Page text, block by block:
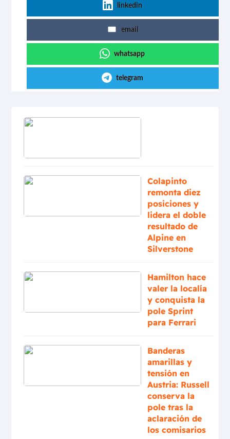
linkedin
email
whatsapp
telegram
Colapinto
remonta diez
posiciones y
lidera el doble
resultado de
Alpine en
Silverstone
Hamilton hace
valer la localía
y conquista la
pole Sprint
para Ferrari
Banderas
amarillas y
tensión en
Austria: Russell
conserva la
pole tras la
aclaración de
los comisarios